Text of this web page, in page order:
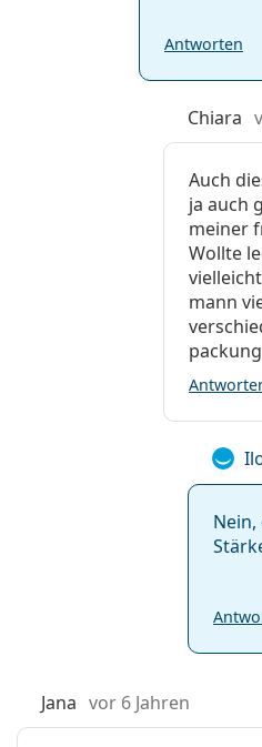
Antworten
Chiara
Auch
ja auch
meiner
Wollte
mann
Nein,
Jana vor 6 Jahren